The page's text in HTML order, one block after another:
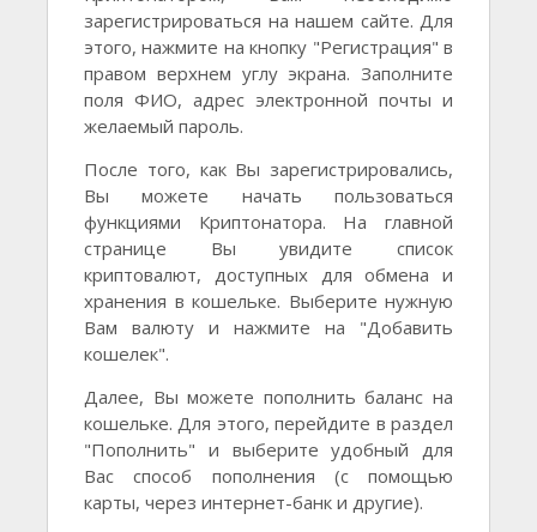
зарегистрироваться на нашем сайте. Для
этого, нажмите на кнопку "Регистрация" в
правом верхнем углу экрана. Заполните
поля ФИО, адрес электронной почты и
желаемый пароль.
После того, как Вы зарегистрировались,
Вы можете начать пользоваться
функциями Криптонатора. На главной
странице Вы увидите список
криптовалют, доступных для обмена и
хранения в кошельке. Выберите нужную
Вам валюту и нажмите на "Добавить
кошелек".
Далее, Вы можете пополнить баланс на
кошельке. Для этого, перейдите в раздел
"Пополнить" и выберите удобный для
Вас способ пополнения (с помощью
карты, через интернет-банк и другие).